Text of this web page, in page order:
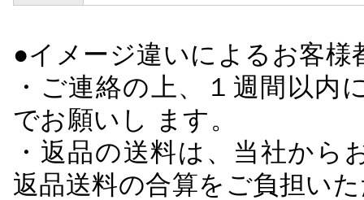
●イメージ違いによるお客
・ご連絡の上、１週間以
でお願いし ます。
・返品の送料は、当社か
返品送料の合算をご負担い